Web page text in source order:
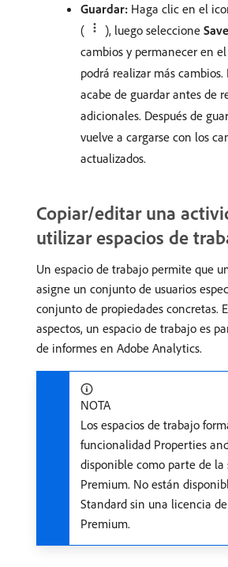
Guardar: Haga clic en el
(
), luego seleccione Save
cambios y permanecer en el
podrá realizar más cambios.
acabe de guardar antes de
adicionales. Después de
vuelve a cargarse con los
actualizados.
Copiar/editar una
utilizar espacios de
Un espacio de trabajo permite que
asigne un conjunto de usuarios
conjunto de propiedades concretas.
aspectos, un espacio de trabajo es
de informes en Adobe Analytics.
NOTA
Los espacios de trabajo
funcionalidad Properties
disponible como parte de la
Premium. No están
Standard sin una licencia
Premium.